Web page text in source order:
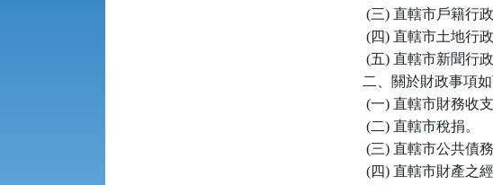
(三) 直轄市戶籍行政
(四) 直轄市土地行政
(五) 直轄市新聞行政
二、關於財政事項如
(一) 直轄市財務收支
(二) 直轄市稅捐。
(三) 直轄市公共債務
(四) 直轄市財產之經